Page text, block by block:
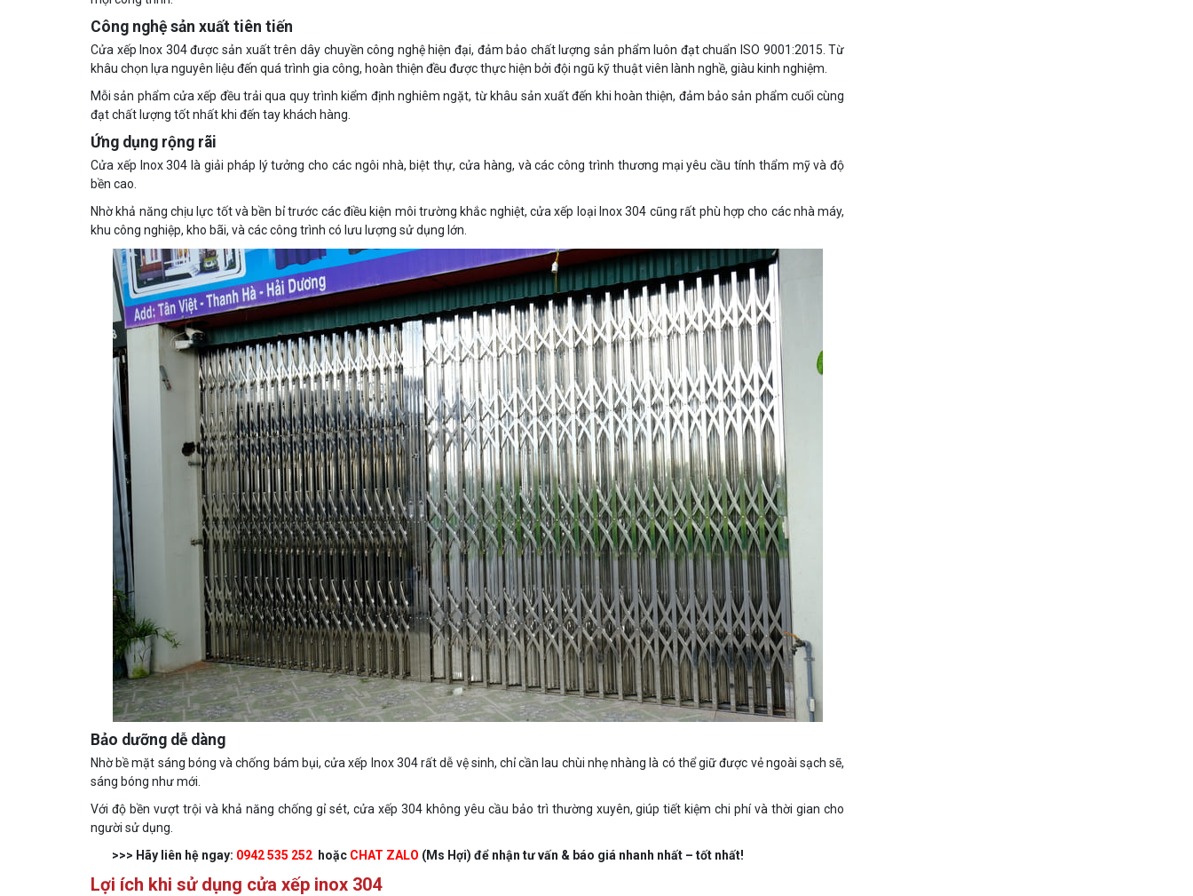
Công nghệ sản xuất tiên tiến
Cửa xếp Inox 304 được sản xuất trên dây chuyền công nghệ hiện đại, đảm bảo chất lượng sản phẩm luôn đạt chuẩn ISO 9001:2015. Từ
khâu chọn lựa nguyên liệu đến quá trình gia công, hoàn thiện đều được thực hiện bởi đội ngũ kỹ thuật viên lành nghề, giàu kinh nghiệm.
Mỗi sản phẩm cửa xếp đều trải qua quy trình kiểm định nghiêm ngặt, từ khâu sản xuất đến khi hoàn thiện, đảm bảo sản phẩm cuối cùng
đạt chất lượng tốt nhất khi đến tay khách hàng.
Ứng dụng rộng rãi
Cửa xếp Inox 304 là giải pháp lý tưởng cho các ngôi nhà, biệt thự, cửa hàng, và các công trình thương mại yêu cầu tính thẩm mỹ và độ
bền cao.
Nhờ khả năng chịu lực tốt và bền bỉ trước các điều kiện môi trường khắc nghiệt, cửa xếp loại Inox 304 cũng rất phù hợp cho các nhà máy,
khu công nghiệp, kho bãi, và các công trình có lưu lượng sử dụng lớn.
Bảo dưỡng dễ dàng
Nhờ bề mặt sáng bóng và chống bám bụi, cửa xếp Inox 304 rất dễ vệ sinh, chỉ cần lau chùi nhẹ nhàng là có thể giữ được vẻ ngoài sạch sẽ,
sáng bóng như mới.
Với độ bền vượt trội và khả năng chống gỉ sét, cửa xếp 304 không yêu cầu bảo trì thường xuyên, giúp tiết kiệm chi phí và thời gian cho
người sử dụng.
>>> Hãy liên hệ ngay: 0942 535 252 hoặc CHAT ZALO (Ms Hợi) để nhận tư vấn & báo giá nhanh nhất – tốt nhất!
Lợi ích khi sử dụng cửa xếp inox 304